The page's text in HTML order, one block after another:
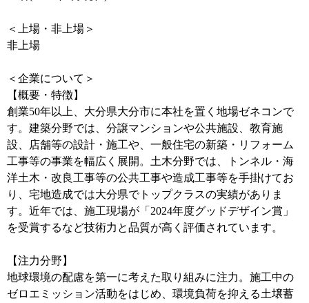
＜上場・非上場＞
非上場
＜企業について＞
【概要・特徴】
創業50年以上、大分県大分市に本社を置く地場ゼネコンで
す。建築分野では、分譲マンションや公共施設、教育施
設、店舗等の設計・施工や、一般住宅の新築・リフォーム
工事等の事業を幅広く展開。土木分野では、トンネル・海
洋土木・改良工事等の公共工事や造成工事等を手掛けてお
り、宅地造成では大分県でトップクラスの実績がありま
す。近年では、施工現場が「2024年度グッドデザイン賞」
を受賞するなど技術力と品質が高く評価されています。
【注力分野】
地球環境の配慮を第一に考えた取り組みに注力。施工中の
ゼロエミッション活動をはじめ、環境負荷を抑える土壌蓄